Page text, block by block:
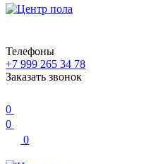
Телефоны
+7 999 265 34 78
Заказать звонок
0
0
0